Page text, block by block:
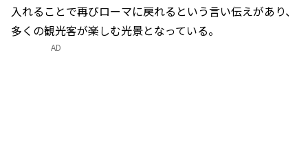
入れることで再びローマに戻れるという言い伝えがあり、
多くの観光客が楽しむ光景となっている。
AD